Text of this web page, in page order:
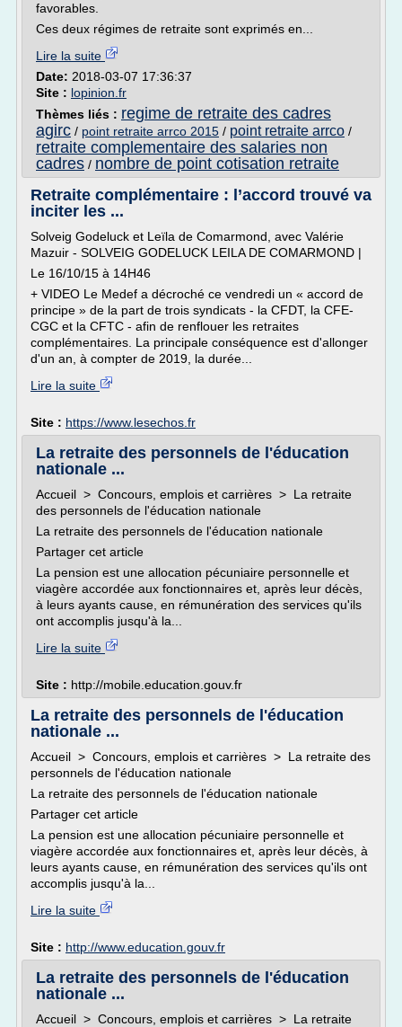
favorables.
Ces deux régimes de retraite sont exprimés en...
Lire la suite
Date: 2018-03-07 17:36:37
Site : lopinion.fr
Thèmes liés : regime de retraite des cadres
agirc / point retraite arrco 2015 / point retraite arrco /
retraite complementaire des salaries non
cadres / nombre de point cotisation retraite
Retraite complémentaire : l’accord trouvé va
inciter les ...
Solveig Godeluck et Leïla de Comarmond, avec Valérie
Mazuir - SOLVEIG GODELUCK LEILA DE COMARMOND |
Le 16/10/15 à 14H46
+ VIDEO Le Medef a décroché ce vendredi un « accord de
principe » de la part de trois syndicats - la CFDT, la CFE-
CGC et la CFTC - afin de renflouer les retraites
complémentaires. La principale conséquence est d'allonger
d'un an, à compter de 2019, la durée...
Lire la suite
Site : https://www.lesechos.fr
La retraite des personnels de l'éducation
nationale ...
Accueil > Concours, emplois et carrières > La retraite
des personnels de l'éducation nationale
La retraite des personnels de l'éducation nationale
Partager cet article
La pension est une allocation pécuniaire personnelle et
viagère accordée aux fonctionnaires et, après leur décès,
à leurs ayants cause, en rémunération des services qu'ils
ont accomplis jusqu'à la...
Lire la suite
Site : http://mobile.education.gouv.fr
La retraite des personnels de l'éducation
nationale ...
Accueil > Concours, emplois et carrières > La retraite des
personnels de l'éducation nationale
La retraite des personnels de l'éducation nationale
Partager cet article
La pension est une allocation pécuniaire personnelle et
viagère accordée aux fonctionnaires et, après leur décès, à
leurs ayants cause, en rémunération des services qu'ils ont
accomplis jusqu'à la...
Lire la suite
Site : http://www.education.gouv.fr
La retraite des personnels de l'éducation
nationale ...
Accueil > Concours, emplois et carrières > La retraite